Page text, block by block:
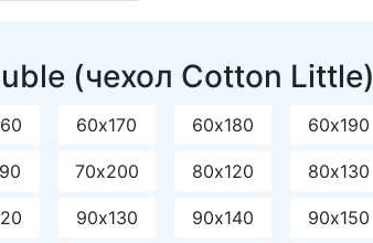
(чехол Cotton Little)
60х170 60х180 60х190
70х200 80х120 80х130
90х130 90х140 90х150